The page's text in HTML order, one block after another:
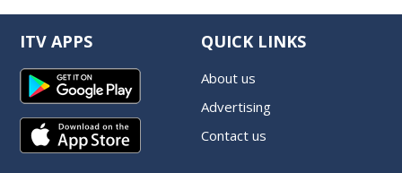
ITV APPS QUICK LINKS
About us
Advertising
Contact us